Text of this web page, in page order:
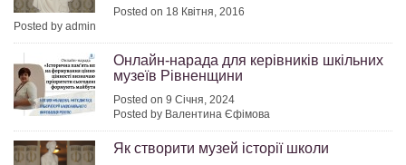
Posted on 18 Квітня, 2016
Posted by admin
Онлайн-нарада для керівників шкільних
музеїв Рівненщини
Posted on 9 Січня, 2024
Posted by Валентина Єфімова
Як створити музей історії школи